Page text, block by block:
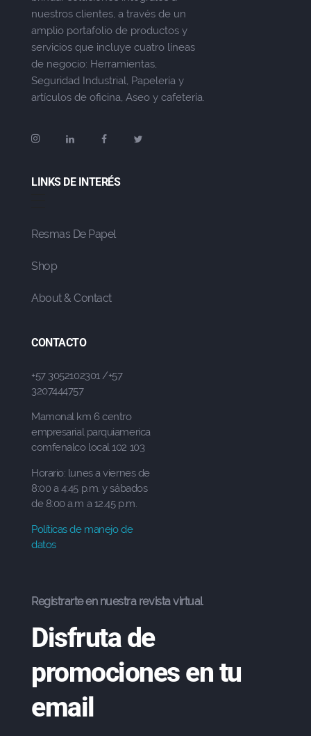
nuestros clientes, a través de un
amplio portafolio de productos y
servicios que incluye cuatro líneas
de negocio: Herramientas,
Seguridad Industrial, Papelería y
artículos de oficina, Aseo y cafetería.
LINKS DE INTERÉS
Resmas De Papel
Shop
About & Contact
CONTACTO
+57 3052102301 /+57
3207444757
Mamonal km 6 centro
empresarial parquiamerica
comfenalco local 102 103
Horario: lunes a viernes de
8:00 a 4:45 p.m. y sábados
de 8:00 a.m a 12.45 p.m.
Políticas de manejo de
datos
Registrarte en nuestra revista virtual
Disfruta de
promociones en tu
email